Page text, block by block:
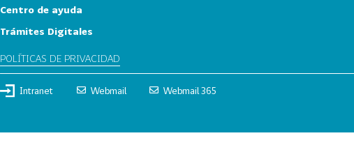
Centro de ayuda
Trámites Digitales
POLÍTICAS DE PRIVACIDAD
Intranet Webmail Webmail 365